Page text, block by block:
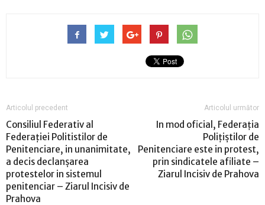
Articolul precedent
Consiliul Federativ al
Federației Politistilor de
Penitenciare, in unanimitate,
a decis declanșarea
protestelor in sistemul
penitenciar – Ziarul Incisiv de
Prahova
Articolul următor
In mod oficial, Federația
Polițiștilor de
Penitenciare este in protest,
prin sindicatele afiliate –
Ziarul Incisiv de Prahova